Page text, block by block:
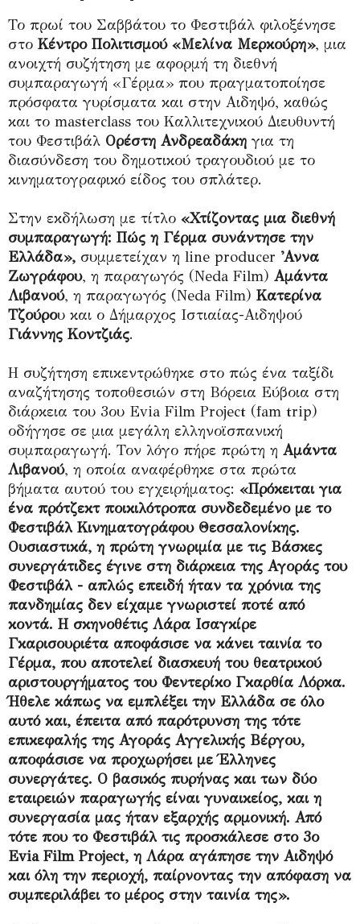
Το πρωί του Σαββάτου το Φεστιβάλ φιλοξένησε
στο Κέντρο Πολιτισμού «Μελίνα Μερκούρη», μια
ανοιχτή συζήτηση με αφορμή τη διεθνή
συμπαραγωγή «Γέρμα» που πραγματοποίησε
πρόσφατα γυρίσματα και στην Αιδηψό, καθώς
και το masterclass του Καλλιτεχνικού Διευθυντή
του Φεστιβάλ Ορέστη Ανδρεαδάκη για τη
διασύνδεση του δημοτικού τραγουδιού με το
κινηματογραφικό είδος του σπλάτερ.
Στην εκδήλωση με τίτλο «Χτίζοντας μια διεθνή
συμπαραγωγή: Πώς η Γέρμα συνάντησε την
Ελλάδα», συμμετείχαν η line producer 'Αννα
Ζωγράφου, η παραγωγός (Neda Film) Αμάντα
Λιβανού, η παραγωγός (Neda Film) Κατερίνα
Τζούρου και ο Δήμαρχος Ιστιαίας-Αιδηψού
Γιάννης Κοντζιάς.
Η συζήτηση επικεντρώθηκε στο πώς ένα ταξίδι
αναζήτησης τοποθεσιών στη Βόρεια Εύβοια στη
διάρκεια του 3ου Evia Film Project (fam trip)
οδήγησε σε μια μεγάλη ελληνοϊσπανική
συμπαραγωγή. Τον λόγο πήρε πρώτη η Αμάντα
Λιβανού, η οποία αναφέρθηκε στα πρώτα
βήματα αυτού του εγχειρήματος: «Πρόκειται για
ένα πρότζεκτ ποικιλότροπα συνδεδεμένο με το
Φεστιβάλ Κινηματογράφου Θεσσαλονίκης.
Ουσιαστικά, η πρώτη γνωριμία με τις Βάσκες
συνεργάτιδες έγινε στη διάρκεια της Αγοράς του
Φεστιβάλ - απλώς επειδή ήταν τα χρόνια της
πανδημίας δεν είχαμε γνωριστεί ποτέ από
κοντά. Η σκηνοθέτις Λάρα Ισαγκίρε
Γκαρισουριέτα αποφάσισε να κάνει ταινία το
Γέρμα, που αποτελεί διασκευή του θεατρικού
αριστουργήματος του Φεντερίκο Γκαρθία Λόρκα.
Ήθελε κάπως να εμπλέξει την Ελλάδα σε όλο
αυτό και, έπειτα από παρότρυνση της τότε
επικεφαλής της Αγοράς Αγγελικής Βέργου,
αποφάσισε να προχωρήσει με Έλληνες
συνεργάτες. Ο βασικός πυρήνας και των δύο
εταιρειών παραγωγής είναι γυναικείος, και η
συνεργασία μας ήταν εξαρχής αρμονική. Από
τότε που το Φεστιβάλ τις προσκάλεσε στο 3ο
Evia Film Project, η Λάρα αγάπησε την Αιδηψό
και όλη την περιοχή, παίρνοντας την απόφαση να
συμπεριλάβει το μέρος στην ταινία της».